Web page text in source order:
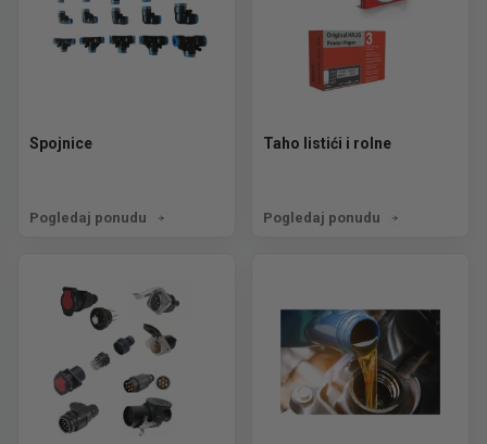
Spojnice
Pogledaj ponudu
Taho listići i rolne
Pogledaj ponudu